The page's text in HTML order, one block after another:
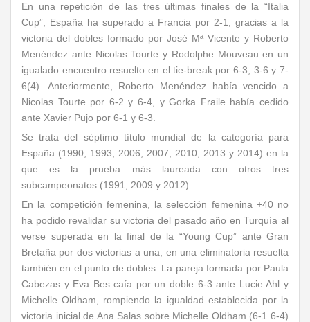
En una repetición de las tres últimas finales de la “Italia
Cup”, España ha superado a Francia por 2-1, gracias a la
victoria del dobles formado por José Mª Vicente y Roberto
Menéndez ante Nicolas Tourte y Rodolphe Mouveau en un
igualado encuentro resuelto en el tie-break por 6-3, 3-6 y 7-
6(4). Anteriormente, Roberto Menéndez había vencido a
Nicolas Tourte por 6-2 y 6-4, y Gorka Fraile había cedido
ante Xavier Pujo por 6-1 y 6-3.
Se trata del séptimo título mundial de la categoría para
España (1990, 1993, 2006, 2007, 2010, 2013 y 2014) en la
que es la prueba más laureada con otros tres
subcampeonatos (1991, 2009 y 2012).
En la competición femenina, la selección femenina +40 no
ha podido revalidar su victoria del pasado año en Turquía al
verse superada en la final de la “Young Cup” ante Gran
Bretaña por dos victorias a una, en una eliminatoria resuelta
también en el punto de dobles. La pareja formada por Paula
Cabezas y Eva Bes caía por un doble 6-3 ante Lucie Ahl y
Michelle Oldham, rompiendo la igualdad establecida por la
victoria inicial de Ana Salas sobre Michelle Oldham (6-1 6-4)